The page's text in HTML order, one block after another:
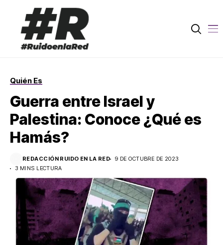
Quién Es
Guerra entre Israel y
Palestina: Conoce ¿Qué es
Hamás?
REDACCIÓN RUIDO EN LA RED
9 DE OCTUBRE DE 2023
3 MINS LECTURA